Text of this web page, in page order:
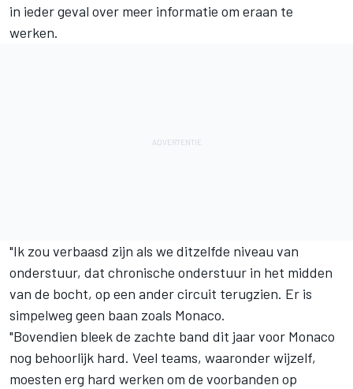
in ieder geval over meer informatie om eraan te
werken.
"Ik zou verbaasd zijn als we ditzelfde niveau van
onderstuur, dat chronische onderstuur in het midden
van de bocht, op een ander circuit terugzien. Er is
simpelweg geen baan zoals Monaco.
"Bovendien bleek de zachte band dit jaar voor Monaco
nog behoorlijk hard. Veel teams, waaronder wijzelf,
moesten erg hard werken om de voorbanden op